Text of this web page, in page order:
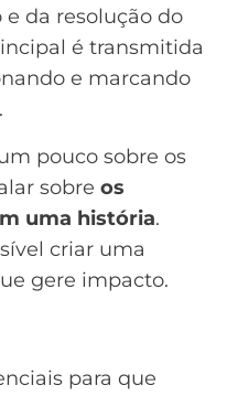
da resolução do
é transmitida
e marcando
pouco sobre os
sobre os
uma história.
criar uma
gere impacto.
para que